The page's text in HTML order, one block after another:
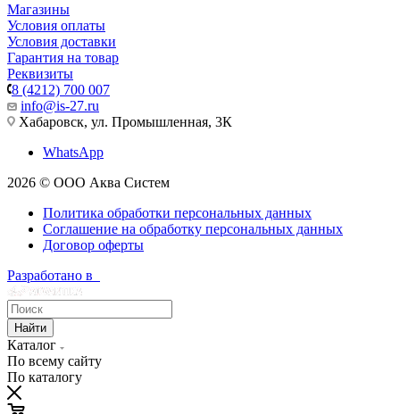
Магазины
Условия оплаты
Условия доставки
Гарантия на товар
Реквизиты
8 (4212) 700 007
info@is-27.ru
Хабаровск, ул. Промышленная, 3К
WhatsApp
2026 © ООО Аква Систем
Политика обработки персональных данных
Соглашение на обработку персональных данных
Договор оферты
Разработано в
Найти
Каталог
По всему сайту
По каталогу